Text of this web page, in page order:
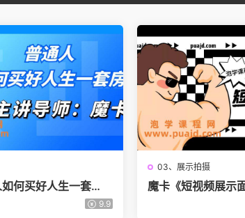
何买好人生一套
9.9
03、展示拍摄
魔卡《短视频展示